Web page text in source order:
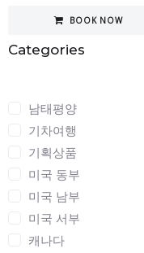
Categories
남태평양
기차여행
기획상품
미국 동부
미국 남부
미국 서부
캐나다
BOOK NOW